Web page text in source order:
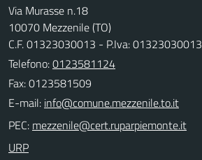
Via Murasse n.18
10070 Mezzenile (TO)
C.F. 01323030013 - P.Iva: 01323030013
Telefono:0123581124
Fax: 0123581509
E-mail:
PEC:
URP